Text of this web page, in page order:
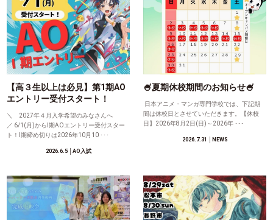
【高３生以上は必見】第1期AO
エントリー受付スタート！
＼ 2027年４月入学希望のみなさんへ
／ 6/1(月)からⅠ期AOエントリー受付スター
ト！Ⅰ期締め切りは2026年10月10 ･･･
2026.6.5│AO入試
🍧夏期休校期間のお知らせ🍧
日本アニメ・マンガ専門学校では、下記期
間は休校日とさせていただきます。【休校
日】2026年8月2日(日)～2026年 ･･･
2026.7.31 │NEWS